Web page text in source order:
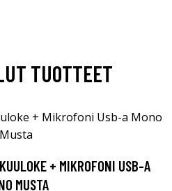
TUOTTEET
+ MIKROFONI USB-A
MUSTA